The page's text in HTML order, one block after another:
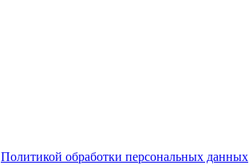
Политикой обработки персональных данных